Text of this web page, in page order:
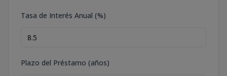
Tasa de Interés Anual (%)
Plazo del Préstamo (años)